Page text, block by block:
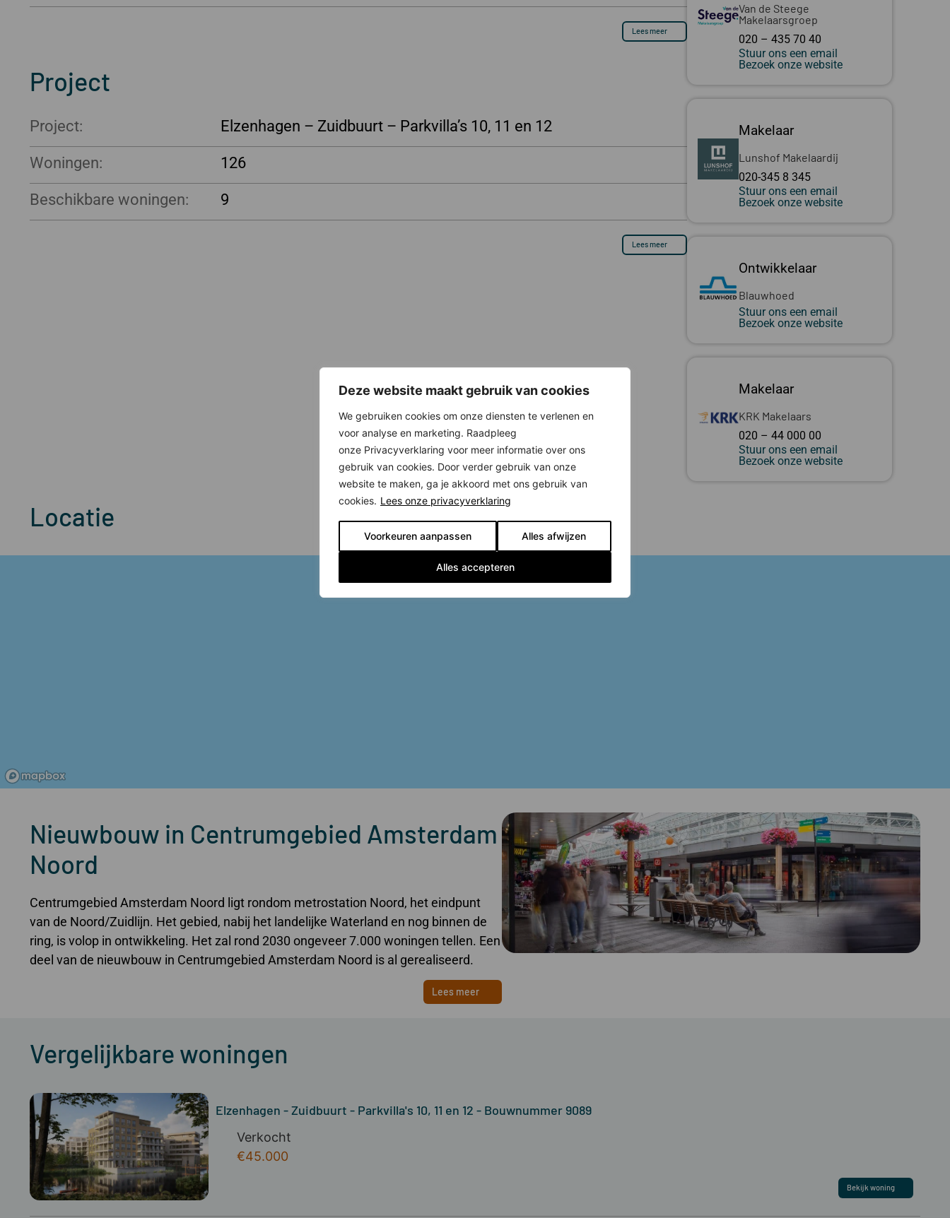
Deze website maakt gebruik van cookies
We gebruiken cookies om onze diensten te verlenen en
voor analyse en marketing. Raadpleeg
onze Privacyverklaring voor meer informatie over ons
gebruik van cookies. Door verder gebruik van onze
website te maken, ga je akkoord met ons gebruik van
cookies. Lees onze privacyverklaring
Voorkeuren aanpassen Alles afwijzen
Alles accepteren
Lees meer
Project
Project: Elzenhagen – Zuidbuurt – Parkvilla’s 10, 11 en 12
Woningen: 126
Beschikbare woningen: 9
Lees meer
Van de Steege
Makelaarsgroep
020 – 435 70 40
Stuur ons een email
Bezoek onze website
Makelaar
Lunshof Makelaardij
020-345 8 345
Stuur ons een email
Bezoek onze website
Ontwikkelaar
Blauwhoed
Stuur ons een email
Bezoek onze website
Makelaar
KRK Makelaars
020 – 44 000 00
Stuur ons een email
Bezoek onze website
Locatie
Nieuwbouw in Centrumgebied Amsterdam
Noord
Centrumgebied Amsterdam Noord ligt rondom metrostation Noord, het eindpunt
van de Noord/Zuidlijn. Het gebied, nabij het landelijke Waterland en nog binnen de
ring, is volop in ontwikkeling. Het zal rond 2030 ongeveer 7.000 woningen tellen. Een
deel van de nieuwbouw in Centrumgebied Amsterdam Noord is al gerealiseerd.
Lees meer
Vergelijkbare woningen
Elzenhagen - Zuidbuurt - Parkvilla's 10, 11 en 12 - Bouwnummer 9089
Verkocht
€45.000
Bekijk woning